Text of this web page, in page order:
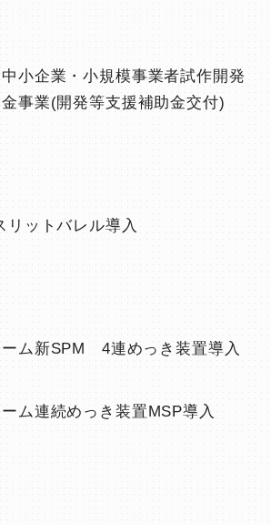
小企業・小規模事業者試作開発
事業(開発等支援補助金交付)
リットバレル導入
ーム新SPM 4連めっき装置導入
ム連続めっき装置MSP導入